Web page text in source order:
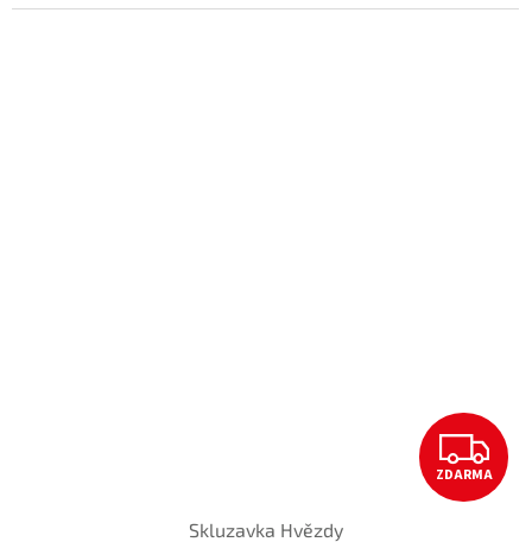
Z
D
ZDARMA
Skluzavka Hvězdy